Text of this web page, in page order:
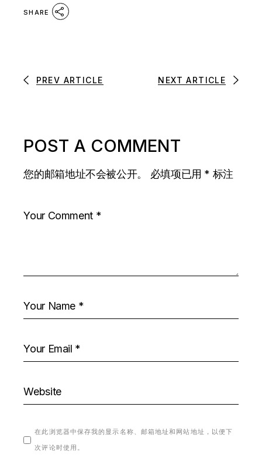
SHARE
PREV ARTICLE NEXT ARTICLE
POST A COMMENT
您的邮箱地址不会被公开。 必填项已用 * 标注
在此浏览器中保存我的显示名称、邮箱地址和网站地址，以便下
次评论时使用。